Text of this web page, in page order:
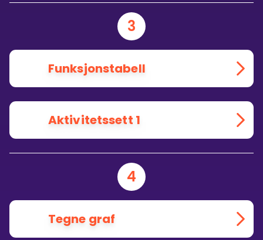
3
Funksjonstabell
Aktivitetssett 1
4
Tegne graf